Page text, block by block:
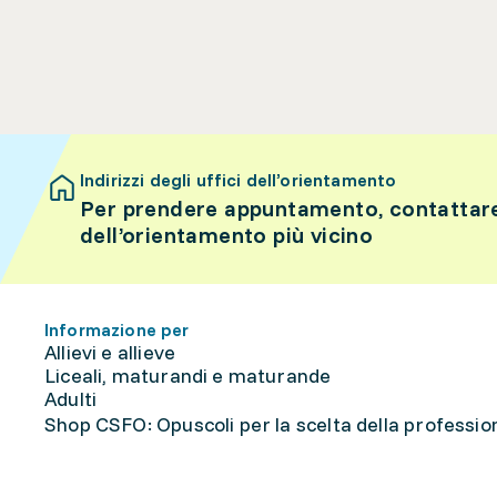
Indirizzi degli uffici dell’orientamento
Per prendere appuntamento,
dell’orientamento più vicino
Informazione per
Allievi e allieve
Liceali, maturandi e maturande
Adulti
Shop CSFO: Opuscoli per la scelta della